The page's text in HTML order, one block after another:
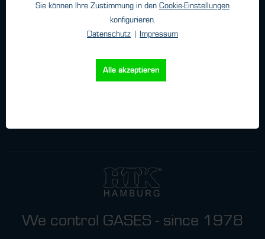
We control GASES - since 1978
Sie können Ihre Zustimmung in den Cookie-Einstellungen
konfigurieren.
Datenschutz | Impressum
Alle akzeptieren